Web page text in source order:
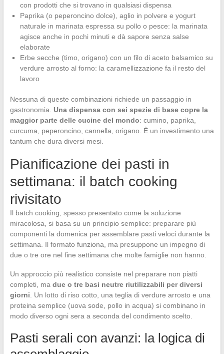
con prodotti che si trovano in qualsiasi dispensa
Paprika (o peperoncino dolce), aglio in polvere e yogurt
naturale in marinata espressa su pollo o pesce: la marinata
agisce anche in pochi minuti e dà sapore senza salse
elaborate
Erbe secche (timo, origano) con un filo di aceto balsamico su
verdure arrosto al forno: la caramellizzazione fa il resto del
lavoro
Nessuna di queste combinazioni richiede un passaggio in
gastronomia. Una dispensa con sei spezie di base copre la
maggior parte delle cucine del mondo: cumino, paprika,
curcuma, peperoncino, cannella, origano. È un investimento una
tantum che dura diversi mesi.
Pianificazione dei pasti in
settimana: il batch cooking
rivisitato
Il batch cooking, spesso presentato come la soluzione
miracolosa, si basa su un principio semplice: preparare più
componenti la domenica per assemblare pasti veloci durante la
settimana. Il formato funziona, ma presuppone un impegno di
due o tre ore nel fine settimana che molte famiglie non hanno.
Un approccio più realistico consiste nel preparare non piatti
completi, ma due o tre basi neutre riutilizzabili per diversi
giorni . Un lotto di riso cotto, una teglia di verdure arrosto e una
proteina semplice (uova sode, pollo in acqua) si combinano in
modo diverso ogni sera a seconda del condimento scelto.
Pasti serali con avanzi: la logica di